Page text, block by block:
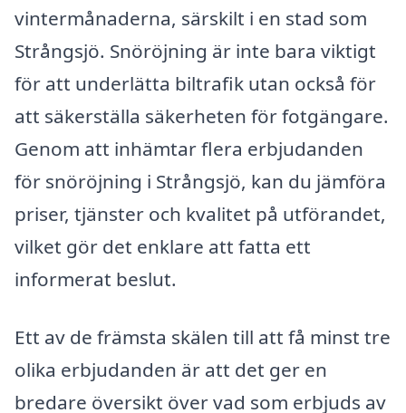
vintermånaderna, särskilt i en stad som
Strångsjö. Snöröjning är inte bara viktigt
för att underlätta biltrafik utan också för
att säkerställa säkerheten för fotgängare.
Genom att inhämtar flera erbjudanden
för snöröjning i Strångsjö, kan du jämföra
priser, tjänster och kvalitet på utförandet,
vilket gör det enklare att fatta ett
informerat beslut.
Ett av de främsta skälen till att få minst tre
olika erbjudanden är att det ger en
bredare översikt över vad som erbjuds av